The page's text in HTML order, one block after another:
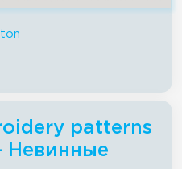
patterns
Невинные